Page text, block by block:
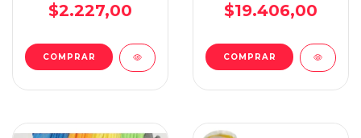
$2.227,00 $19.406,00